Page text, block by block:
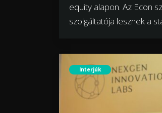
equity alapon. Az Econ
szolgáltatója lesznek a
Interjúk